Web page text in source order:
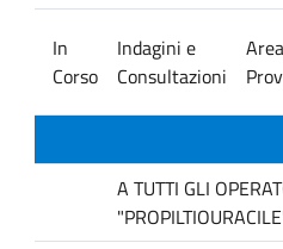
In
Corso
Indagini e
Consultazioni
Area
A TUTTI GLI